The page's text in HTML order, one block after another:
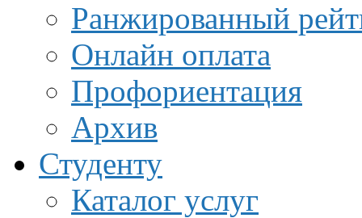
Ранжированный
Онлайн оплата
Профориентация
Архив
Студенту
Каталог услуг